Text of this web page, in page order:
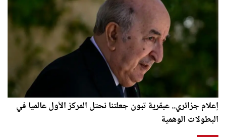
إعلام جزائري.. عبقرية تبون جعلتنا نحتل المركز الأول عالميا في
البطولات الوهمية